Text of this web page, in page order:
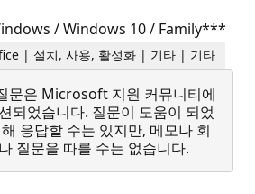
/ Windows 10 / Family***
| 설치, 사용, 활성화 | 기타 | 기타
문은 Microsoft 지원 커뮤니티에
되었습니다. 질문이 도움이 되었
응답할 수는 있지만, 메모나 회
질문을 따를 수는 없습니다.